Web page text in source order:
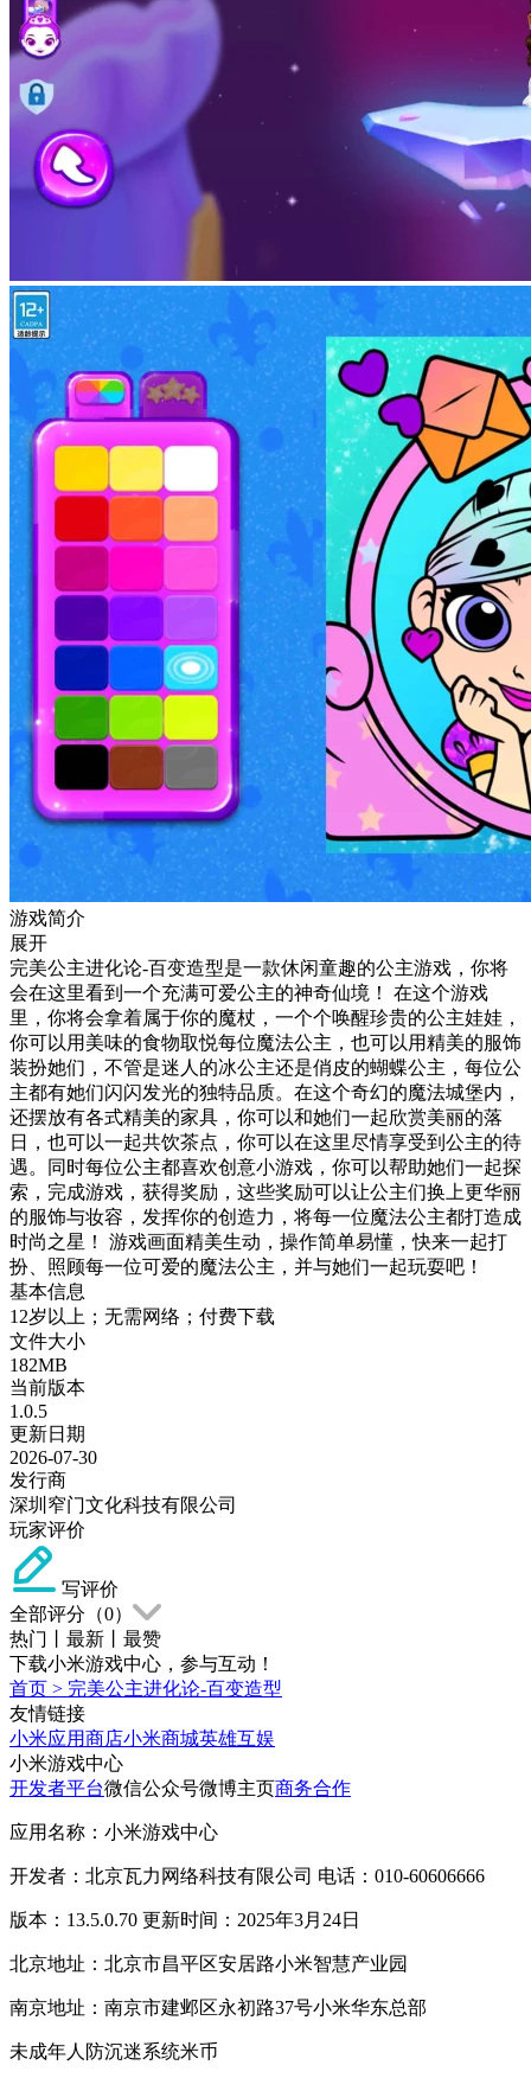
游戏简介
展开
完美公主进化论-百变造型是一款休闲童趣的公主游戏，你将
会在这里看到一个充满可爱公主的神奇仙境！ 在这个游戏
里，你将会拿着属于你的魔杖，一个个唤醒珍贵的公主娃娃，
你可以用美味的食物取悦每位魔法公主，也可以用精美的服饰
装扮她们，不管是迷人的冰公主还是俏皮的蝴蝶公主，每位公
主都有她们闪闪发光的独特品质。在这个奇幻的魔法城堡内，
还摆放有各式精美的家具，你可以和她们一起欣赏美丽的落
日，也可以一起共饮茶点，你可以在这里尽情享受到公主的待
遇。同时每位公主都喜欢创意小游戏，你可以帮助她们一起探
索，完成游戏，获得奖励，这些奖励可以让公主们换上更华丽
的服饰与妆容，发挥你的创造力，将每一位魔法公主都打造成
时尚之星！ 游戏画面精美生动，操作简单易懂，快来一起打
扮、照顾每一位可爱的魔法公主，并与她们一起玩耍吧！
基本信息
12岁以上；无需网络；付费下载
文件大小
182MB
当前版本
1.0.5
更新日期
2026-07-30
发行商
深圳窄门文化科技有限公司
玩家评价
写评价
全部评分（0）
热门
最新
最赞
下载小米游戏中心，参与互动！
首页 > 完美公主进化论-百变造型
友情链接
小米应用商店小米商城英雄互娱
小米游戏中心
开发者平台微信公众号微博主页商务合作
应用名称：小米游戏中心
开发者：北京瓦力网络科技有限公司 电话：010-60606666
版本：13.5.0.70 更新时间：2025年3月24日
北京地址：北京市昌平区安居路小米智慧产业园
南京地址：南京市建邺区永初路37号小米华东总部
未成年人防沉迷系统米币